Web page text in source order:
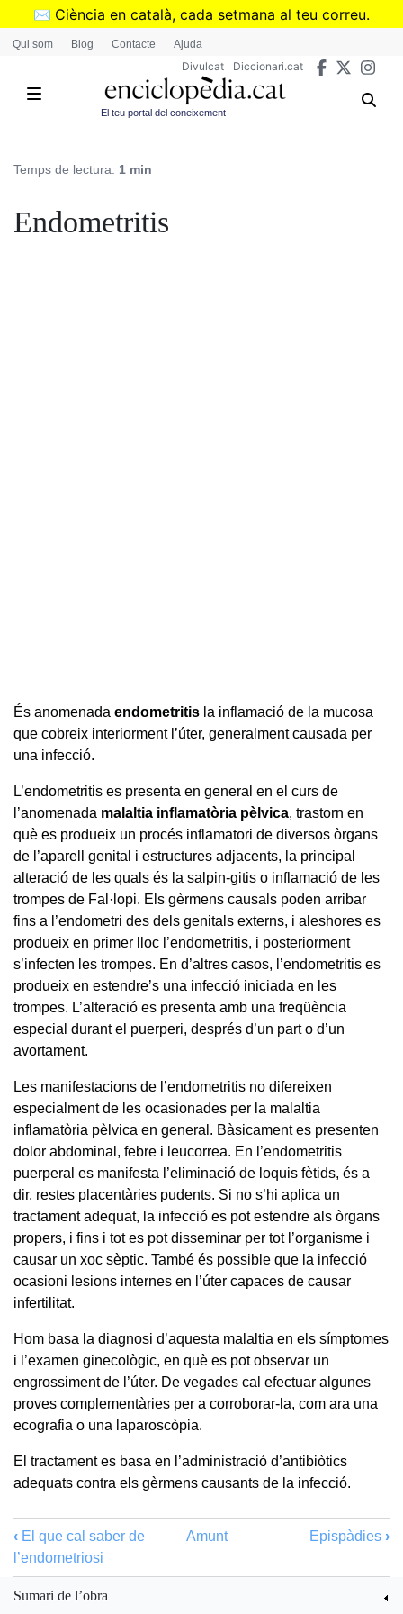
Vés
✉️ Ciència en català, cada setmana al teu correu.
➜Subscriu-te al butlletí de Divulcat
Qui som Blog Contacte Ajuda
Divulcat Diccionari.cat
El teu portal del coneixement
Temps de lectura: 1 min
Endometritis
És anomenada endometritis la inflamació de la mucosa
que cobreix interiorment l’úter, generalment causada per
una infecció.
L’endometritis es presenta en general en el curs de
l’anomenada malaltia inflamatòria pèlvica, trastorn en
què es produeix un procés inflamatori de diversos òrgans
de l’aparell genital i estructures adjacents, la principal
alteració de les quals és la salpin-gitis o inflamació de les
trompes de Fal·lopi. Els gèrmens causals poden arribar
fins a l’endometri des dels genitals externs, i aleshores es
produeix en primer lloc l’endometritis, i posteriorment
s’infecten les trompes. En d’altres casos, l’endometritis es
produeix en estendre’s una infecció iniciada en les
trompes. L’alteració es presenta amb una freqüència
especial durant el puerperi, després d’un part o d’un
avortament.
Les manifestacions de l’endometritis no difereixen
especialment de les ocasionades per la malaltia
inflamatòria pèlvica en general. Bàsicament es presenten
dolor abdominal, febre i leucorrea. En l’endometritis
puerperal es manifesta l’eliminació de loquis fètids, és a
dir, restes placentàries pudents. Si no s’hi aplica un
tractament adequat, la infecció es pot estendre als òrgans
propers, i fins i tot es pot disseminar per tot l’organisme i
causar un xoc sèptic. També és possible que la infecció
ocasioni lesions internes en l’úter capaces de causar
infertilitat.
Hom basa la diagnosi d’aquesta malaltia en els símptomes
i l’examen ginecològic, en què es pot observar un
engrossiment de l’úter. De vegades cal efectuar algunes
proves complementàries per a corroborar-la, com ara una
ecografia o una laparoscòpia.
El tractament es basa en l’administració d’antibiòtics
adequats contra els gèrmens causants de la infecció.
‹ El que cal saber de
l’endometriosi
Amunt Epispàdies ›
Sumari de l’obra